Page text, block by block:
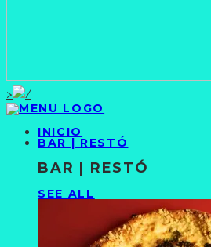
>
INICIO
BAR | RESTÓ
BAR | RESTÓ
SEE ALL